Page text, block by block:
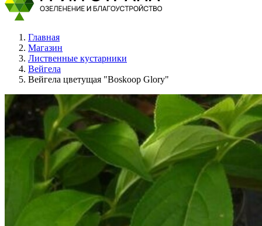
Главная
Магазин
Лиственные кустарники
Вейгела
Вейгела цветущая "Boskoop Glory"